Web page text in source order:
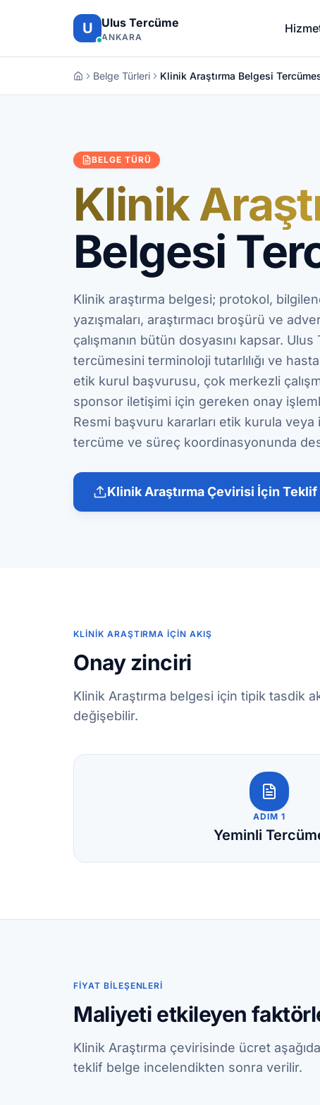
U Ulus Tercüme
ANKARA
Belge Türleri Klinik Araştırma Belgesi
BELGE TÜRÜ
Klinik
Belgesi
Klinik araştırma belgesi; protokol,
yazışmaları, araştırmacı broşürü ve
çalışmanın bütün dosyasını kapsar.
tercümesini terminoloji tutarlılığı ve
etik kurul başvurusu, çok merkezli
sponsor iletişimi için gereken onay
Resmi başvuru kararları etik kurula
tercüme ve süreç koordinasyonunda
Klinik Araştırma Çevirisi İçin Teklif
KLINIK ARAŞTIRMA İÇIN AKIŞ
Onay zinciri
Klinik Araştırma belgesi için tipik tasdik
değişebilir.
ADIM 1
Yeminli
FIYAT BILEŞENLERI
Maliyeti etkileyen
Klinik Araştırma çevirisinde ücret
teklif belge incelendikten sonra verilir.